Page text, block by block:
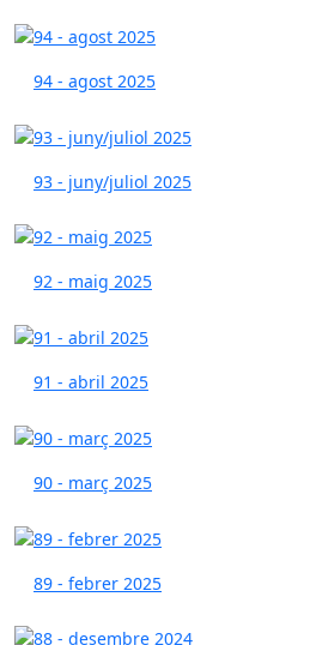
94 - agost 2025
93 - juny/juliol 2025
92 - maig 2025
91 - abril 2025
90 - març 2025
89 - febrer 2025